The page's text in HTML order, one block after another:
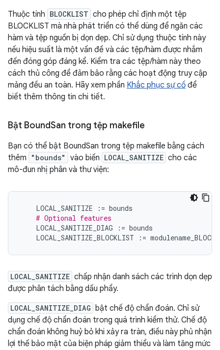
Thuộc tính BLOCKLIST cho phép chỉ định một tệp
BLOCKLIST mà nhà phát triển có thể dùng để ngăn các
hàm và tệp nguồn bị dọn dẹp. Chỉ sử dụng thuộc tính này
nếu hiệu suất là một vấn đề và các tệp/hàm được nhắm
đến đóng góp đáng kể. Kiểm tra các tệp/hàm này theo
cách thủ công để đảm bảo rằng các hoạt động truy cập
mảng đều an toàn. Hãy xem phần Khắc phục sự cố để
biết thêm thông tin chi tiết.
Bật BoundSan trong tệp makefile
Bạn có thể bật BoundSan trong tệp makefile bằng cách
thêm
"bounds" vào biến LOCAL_SANITIZE cho các
mô-đun nhị phân và thư viện:
LOCAL_SANITIZE := bounds
# Optional features
LOCAL_SANITIZE_DIAG
:= bounds
LOCAL_SANITIZE_BLOCKLIST
:=
LOCAL_SANITIZE chấp nhận danh sách các trình dọn dẹp
được phân tách bằng dấu phẩy.
LOCAL_SANITIZE_DIAG bật chế độ chẩn đoán. Chỉ sử
dụng chế độ chẩn đoán trong quá trình kiểm thử. Chế độ
chẩn đoán không huỷ bỏ khi xảy ra tràn, điều này phủ nhận
lợi thế bảo mật của biện pháp giảm thiểu và làm tăng mức